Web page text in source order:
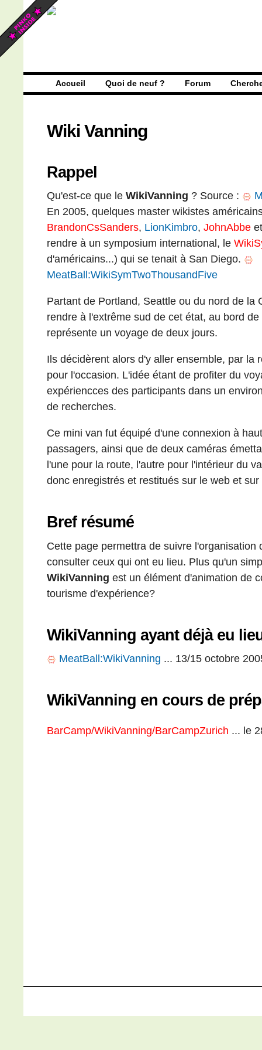
Accueil Quoi de neuf ? Forum
Wiki Vanning
Rappel
Qu'est-ce que le WikiVanning ? Source :
En 2005, quelques master wikistes
BrandonCsSanders, LionKimbro, JohnAbbe
rendre à un symposium international, le
d'américains...) qui se tenait à San Diego.
MeatBall:WikiSymTwoThousandFive
Partant de Portland, Seattle ou du nord de la
rendre à l'extrême sud de cet état, au bord
représente un voyage de deux jours.
Ils décidèrent alors d'y aller ensemble, par la
pour l'occasion. L'idée étant de profiter du
expériencces des participants dans un
de recherches.
Ce mini van fut équipé d'une connexion à
passagers, ainsi que de deux caméras
l'une pour la route, l'autre pour l'intérieur du
donc enregistrés et restitués sur le web et sur
Bref résumé
Cette page permettra de suivre l'organisation
consulter ceux qui ont eu lieu. Plus qu'un
WikiVanning est un élément d'animation de
tourisme d'expérience?
WikiVanning ayant déjà eu
MeatBall:WikiVanning ... 13/15 octobre
WikiVanning en cours de
BarCamp/WikiVanning/BarCampZurich ... le